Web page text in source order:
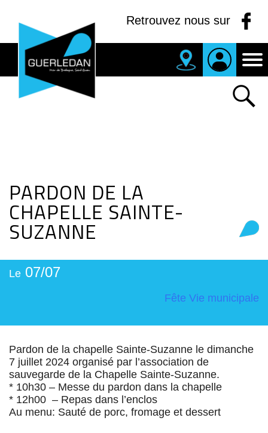
Retrouvez nous sur
PARDON DE LA
CHAPELLE SAINTE-
SUZANNE
Le 07/07
Fête Vie municipale
Pardon de la chapelle Sainte-Suzanne le dimanche
7 juillet 2024 organisé par l’association de
sauvegarde de la Chapelle Sainte-Suzanne.
* 10h30 – Messe du pardon dans la chapelle
* 12h00 – Repas dans l’enclos
Au menu: Sauté de porc, fromage et dessert